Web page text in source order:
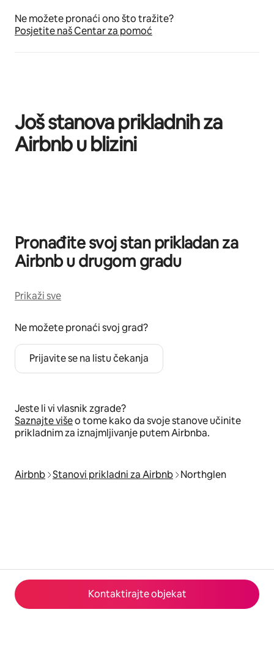
Kontaktirajte objekat
Ne možete pronaći ono što tražite?
Posjetite naš Centar za pomoć
Još stanova prikladnih za
Airbnb u blizini
Pronađite svoj stan prikladan za
Airbnb u drugom gradu
Prikaži sve
Ne možete pronaći svoj grad?
Prijavite se na listu čekanja
Jeste li vi vlasnik zgrade?
Saznajte višeo tome kako da svoje stanove učinite
prikladnim za iznajmljivanje putem Airbnba.
Airbnb Stanovi prikladni za Airbnb Northglen